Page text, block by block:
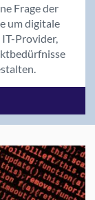
Frage der
um digitale
Provider,